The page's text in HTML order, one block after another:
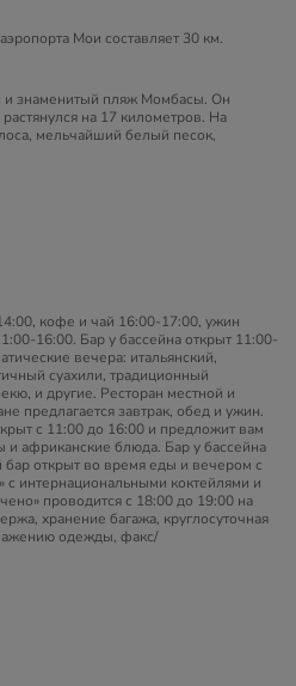
Мои составляет 30 км.
знаменитый пляж Момбасы. Он
растянулся на 17 километров. На
мельчайший белый песок,
кофе и чай 16:00-17:00, ужин
16:00. Бар у бассейна открыт 11:00-
вечера: итальянский,
суахили, традиционный
и другие. Ресторан местной и
предлагается завтрак, обед и ужин.
с 11:00 до 16:00 и предложит вам
и африканские блюда. Бар у бассейна
открыт во время еды и вечером с
с интернациональными коктейлями и
проводится с 18:00 до 19:00 на
хранение багажа, круглосуточная
одежды, факс/